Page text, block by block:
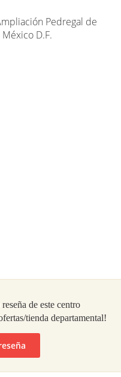
Pedregal de
México D.F.
de este centro
tienda departamental!